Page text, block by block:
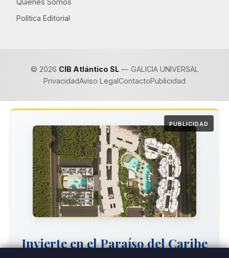
Política Editorial
© 2026 CIB Atlántico SL— GALICIA UNIVERSAL
PrivacidadAviso LegalContactoPublicidad
PUBLICIDAD
Invierte en el Paraíso del Caribe